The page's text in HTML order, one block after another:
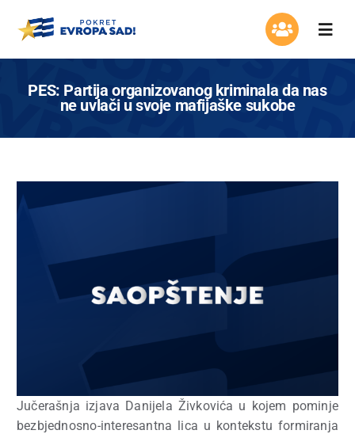
Program
PES: Partija organizovanog kriminala da nas
ne uvlači u svoje mafijaške sukobe
Jučerašnja izjava Danijela Živkovića u kojem pominje
bezbjednosno-interesantna lica u kontekstu formiranja